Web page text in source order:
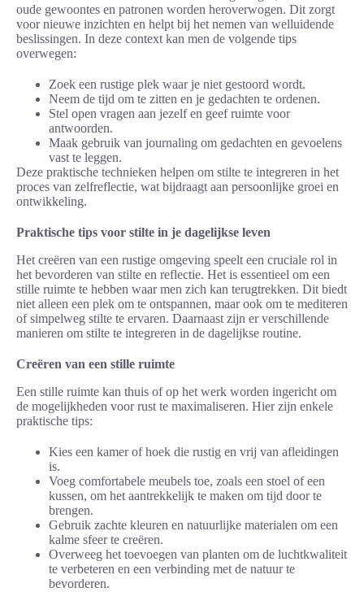
oude gewoontes en patronen worden heroverwogen. Dit zorgt
voor nieuwe inzichten en helpt bij het nemen van welluidende
beslissingen. In deze context kan men de volgende tips
overwegen:
Zoek een rustige plek waar je niet gestoord wordt.
Neem de tijd om te zitten en je gedachten te ordenen.
Stel open vragen aan jezelf en geef ruimte voor
antwoorden.
Maak gebruik van journaling om gedachten en gevoelens
vast te leggen.
Deze praktische technieken helpen om stilte te integreren in het
proces van zelfreflectie, wat bijdraagt aan persoonlijke groei en
ontwikkeling.
Praktische tips voor stilte in je dagelijkse leven
Het creëren van een rustige omgeving speelt een cruciale rol in
het bevorderen van stilte en reflectie. Het is essentieel om een
stille ruimte te hebben waar men zich kan terugtrekken. Dit biedt
niet alleen een plek om te ontspannen, maar ook om te mediteren
of simpelweg stilte te ervaren. Daarnaast zijn er verschillende
manieren om stilte te integreren in de dagelijkse routine.
Creëren van een stille ruimte
Een stille ruimte kan thuis of op het werk worden ingericht om
de mogelijkheden voor rust te maximaliseren. Hier zijn enkele
praktische tips:
Kies een kamer of hoek die rustig en vrij van afleidingen
is.
Voeg comfortabele meubels toe, zoals een stoel of een
kussen, om het aantrekkelijk te maken om tijd door te
brengen.
Gebruik zachte kleuren en natuurlijke materialen om een
kalme sfeer te creëren.
Overweeg het toevoegen van planten om de luchtkwaliteit
te verbeteren en een verbinding met de natuur te
bevorderen.